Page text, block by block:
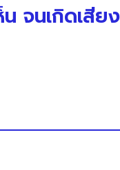
น จนเกิดเ